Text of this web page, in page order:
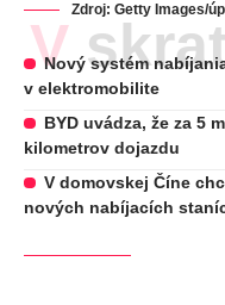
Zdroj: Getty Images/
V
Nový systém
v elektromobilite
BYD uvádza, že za 5
kilometrov dojazdu
V domovskej Číne
nových nabíjacích